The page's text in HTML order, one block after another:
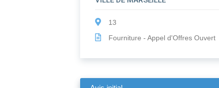
13
Fourniture - Appel d'Offres Ouvert